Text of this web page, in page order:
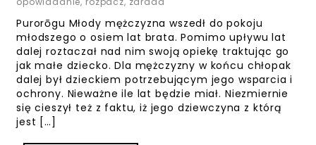
Purorōgu Młody mężczyzna wszedł do pokoju
młodszego o osiem lat brata. Pomimo upływu lat
dalej roztaczał nad nim swoją opiekę traktując go
jak małe dziecko. Dla mężczyzny w końcu chłopak
dalej był dzieckiem potrzebującym jego wsparcia i
ochrony. Nieważne ile lat będzie miał. Niezmiernie
się cieszył też z faktu, iż jego dziewczyna z którą
jest […]